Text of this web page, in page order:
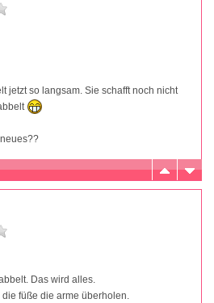
jetzt so langsam. Sie schafft noch nicht
Das wird alles.
füße die arme überholen.